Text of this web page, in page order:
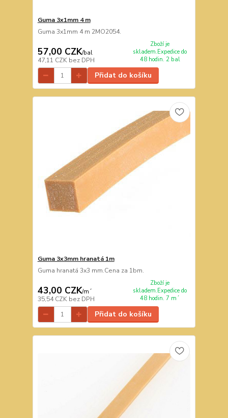
Guma 3x1mm 4 m
Guma 3x1mm 4 m 2MO2054.
57,00 CZK/bal
47,11 CZK bez DPH
Zboží je
skladem.Expedice do
48 hodin. 2 bal
Přidat do košíku
Guma 3x3mm hranatá 1m
Guma hranatá 3x3 mm.Cena za 1bm.
43,00 CZK/m´
35,54 CZK bez DPH
Zboží je
skladem.Expedice do
48 hodin. 7 m´
Přidat do košíku